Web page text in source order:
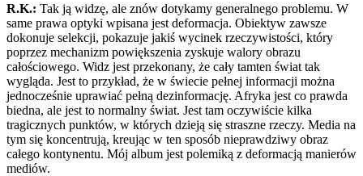
R.K.: Tak ją widzę, ale znów dotykamy generalnego problemu. W
same prawa optyki wpisana jest deformacja. Obiektyw zawsze
dokonuje selekcji, pokazuje jakiś wycinek rzeczywistości, który
poprzez mechanizm powiększenia zyskuje walory obrazu
całościowego. Widz jest przekonany, że cały tamten świat tak
wygląda. Jest to przykład, że w świecie pełnej informacji można
jednocześnie uprawiać pełną dezinformację. Afryka jest co prawda
biedna, ale jest to normalny świat. Jest tam oczywiście kilka
tragicznych punktów, w których dzieją się straszne rzeczy. Media na
tym się koncentrują, kreując w ten sposób nieprawdziwy obraz
całego kontynentu. Mój album jest polemiką z deformacją manierów
mediów.